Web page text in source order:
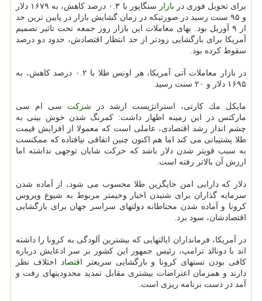
برای تحویل فوری در بازار
سنگاپور با ۰.۳ درصد كاهش، به ۱۶۷۹ دلار
و ۹۵ سنت رسید در صورتیكه در زمان گشایش بازار در پایین ترین حد
از ۹ آوریل بود. بهای معاملات این بازار روز جمعه تحت تاثیر تصمیم
آمریكا برای بازگشایی زودتر از حد انتظار اقتصادش، حدود دو درصد
سقوط كرده بود.
در بازار معاملات آتی آمریكا، هر اونس طلا با ۰.۲ درصد كاهش، به
۱۶۹۵ دلار و ۲۰ سنت رسید.
مایكل مك كارتی، استراتژیست ارشد در شركت سی ام سی
ماركتس در این زمینه اظهار داشت: كمرنگ شدن خوش بینی به
چشم انداز رشد اقتصادی، عاملی است كه معمولا از افزایش قیمت
طلا پشتیبانی می كند اما هم اكنون چنین اتفاقی نیافتاده كه ممكنست
به سبب قویتر شدن دلار باشد كه حركت شایان توجهی نداشته اما
ارزش آن بالاتر رفته است.
دلار كه دارایی امن جایگزین طلا محسوب می شود، از آماده شدن
سرمایه گذاران برای شنیدن اخبار وخیمتر مربوط به شیوع ویروس
كرونا و آماده شدن محتاطانه دولتهای سراسر جهان برای بازگشایی
اقتصادشان، سود برد.
در آمریكا، فرمانداران ایالتهایی كه بیشترین آلودگی به كرونا را داشته
اند با دونالد ترامپ، رئیس جمهور این كشور بر سر ادعایش درباره
كافی بودن تستهای كرونا و بازگشایی سریعتر اقتصاد
اختلاف نظر
دارند و همزمان اعتراضات بیشتری مقابل تمدید محدودیتهای رفت و
آمد در دست برنامه ریزی است.